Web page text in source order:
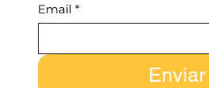
Email *
Enviar